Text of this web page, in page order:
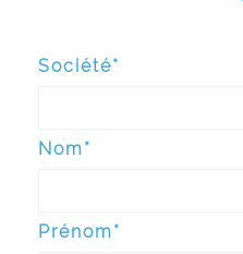
Société*
Nom*
Prénom*